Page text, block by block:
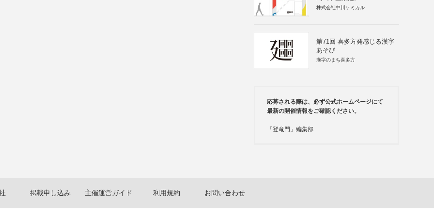
株式会社中川ケミカル
第71回 喜多方発感じる漢字
あそび
漢字のまち喜多方
応募される際は、必ず公式ホームページにて
最新の開催情報をご確認ください。
「登竜門」編集部
掲載申し込み 主催運営ガイド 利用規約 お問い合わせ